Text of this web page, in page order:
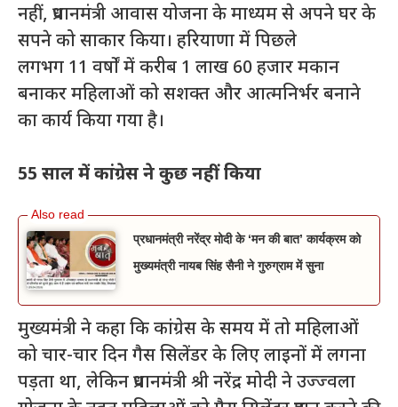
नहीं, प्रधानमंत्री आवास योजना के माध्यम से अपने घर के
सपने को साकार किया। हरियाणा में पिछले
लगभग 11 वर्षों में करीब 1 लाख 60 हजार मकान
बनाकर महिलाओं को सशक्त और आत्मनिर्भर बनाने
का कार्य किया गया है।
55 साल में कांग्रेस ने कुछ नहीं किया
प्रधानमंत्री नरेंद्र मोदी के ‘मन की बात’ कार्यक्रम को
मुख्यमंत्री नायब सिंह सैनी ने गुरुग्राम में सुना
मुख्यमंत्री ने कहा कि कांग्रेस के समय में तो महिलाओं
को चार-चार दिन गैस सिलेंडर के लिए लाइनों में लगना
पड़ता था, लेकिन प्रधानमंत्री श्री नरेंद्र मोदी ने उज्ज्वला